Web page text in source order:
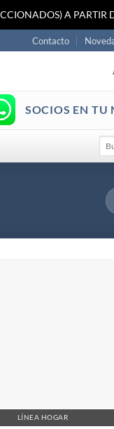
A PARTIR
Contacto
SOCIOS EN TU
por:
LÍNEA HOGAR